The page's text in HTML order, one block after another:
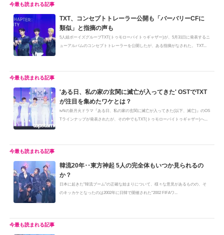
TXT、コンセプトトレーラー公開も「バーバリーCFに
類似」と指摘の声も
5人組ボーイズグループTXT(トゥモローバイトゥギャザー)が、5月31日に発表するニ
ューアルバムのコンセプトトレーラーを公開したが、ある指摘がなされた。 TXT...
'ある日、私の家の玄関に滅亡が入ってきた' OSTでTXT
が注目を集めたワケとは？
tvNの新月火ドラマ『ある日、私の家の玄関に滅亡が入ってきた(以下、滅亡)』のOS
Tラインナップが発表されたが、その中でもTXT(トゥモローバイトゥギャザー)へ...
韓流20年‥東方神起 5人の完全体もいつか見られるの
か？
日本に起きた"韓流ブーム"の正確な始まりについて、様々な意見があるものの、そ
のキッカケとなったのは2002年に日韓で開催された"2002 FIFAワ...